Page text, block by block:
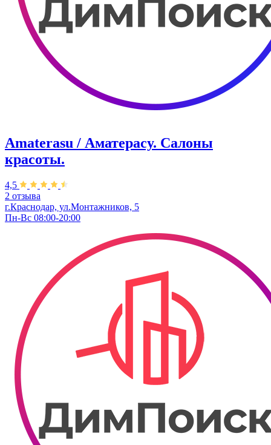
Amaterasu / Аматерасу. Салоны
красоты.
4,5
2 отзыва
г.Краснодар, ул.Монтажников, 5
Пн-Вс 08:00-20:00